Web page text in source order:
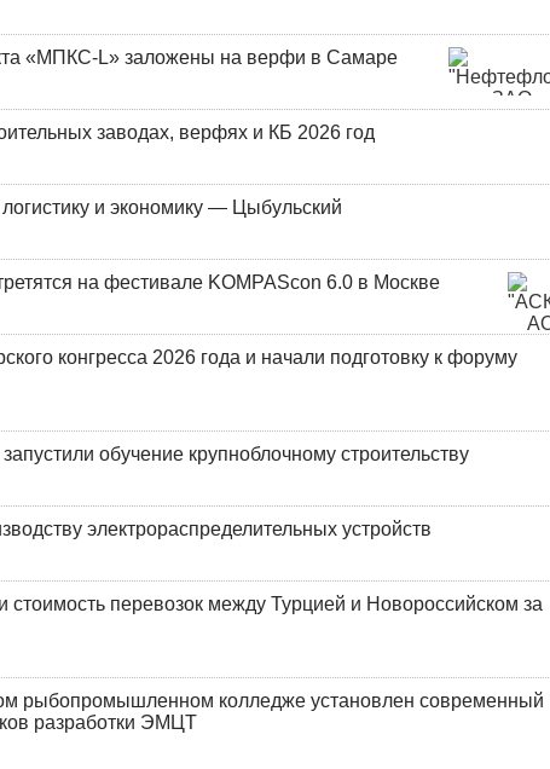
«МПКС-L» заложены на верфи в Самаре
заводах, верфях и КБ 2026 год
и экономику — Цыбульский
на фестивале KOMPAScon 6.0 в Москве
конгресса 2026 года и начали подготовку к форуму
обучение крупноблочному строительству
электрораспределительных устройств
перевозок между Турцией и Новороссийском за
рыбопромышленном колледже установлен современный
разработки ЭМЦТ